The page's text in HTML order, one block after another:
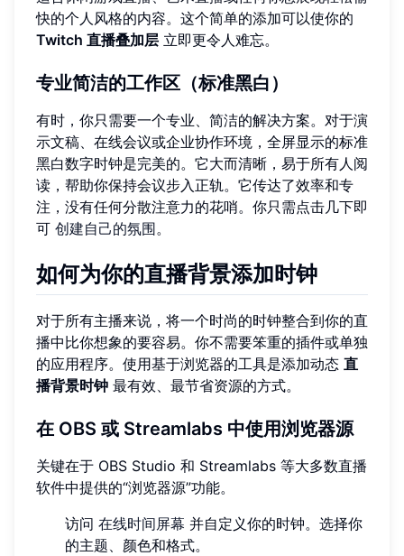
快的个人风格的内容。这个简单的添加可以使你的
Twitch 直播叠加层 立即更令人难忘。
专业简洁的工作区（标准黑白）
有时，你只需要一个专业、简洁的解决方案。对于演
示文稿、在线会议或企业协作环境，全屏显示的标准
黑白数字时钟是完美的。它大而清晰，易于所有人阅
读，帮助你保持会议步入正轨。它传达了效率和专
注，没有任何分散注意力的花哨。你只需点击几下即
可 创建自己的氛围。
如何为你的直播背景添加时钟
对于所有主播来说，将一个时尚的时钟整合到你的直
播中比你想象的要容易。你不需要笨重的插件或单独
的应用程序。使用基于浏览器的工具是添加动态 直
播背景时钟 最有效、最节省资源的方式。
在 OBS 或 Streamlabs 中使用浏览器源
关键在于 OBS Studio 和 Streamlabs 等大多数直播
软件中提供的“浏览器源”功能。
访问 在线时间屏幕 并自定义你的时钟。选择你
的主题、颜色和格式。